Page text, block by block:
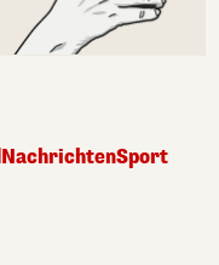
NachrichtenSport